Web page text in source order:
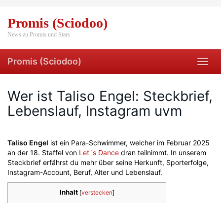
main
content
Promis (Sciodoo)
News zu Promis und Stars
Promis (Sciodoo)
Wer ist Taliso Engel: Steckbrief,
Lebenslauf, Instagram uvm
Taliso Engel ist ein Para-Schwimmer, welcher im Februar 2025
an der 18. Staffel von Let´s Dance dran teilnimmt. In unserem
Steckbrief erfährst du mehr über seine Herkunft, Sporterfolge,
Instagram-Account, Beruf, Alter und Lebenslauf.
Inhalt [verstecken]